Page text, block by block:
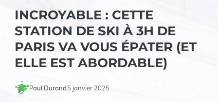
INCROYABLE : CETTE
STATION DE SKI À 3H DE
PARIS VA VOUS ÉPATER (ET
ELLE EST ABORDABLE)
Paul Durand5 janvier 2025